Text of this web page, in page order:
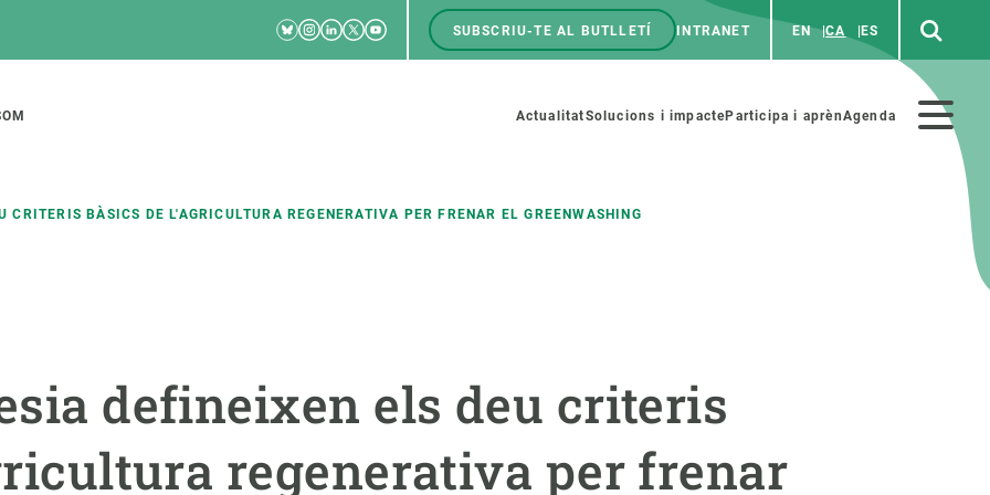
RRSS
Bluesky
Instagram
Linkedin
TwitterYoutube
Menú
SUBSCRIU-TE AL BUTLLETÍ INTRANET EN CA ES
Menú
secundario
ActualitatSolucions i impacteParticipa i aprènAgenda
BÀSICS DE L'AGRICULTURA REGENERATIVA PER FRENAR EL GREENWASHING
defineixen els deu criteris
regenerativa per frenar
ecosistemes
Solucions
Política i gestió
Oportunitats acadèmiques
Demana la teva beca ERC
Fes ciència amb nosaltres
COL·LABORA
Esdeveniments anteriors
Notícies